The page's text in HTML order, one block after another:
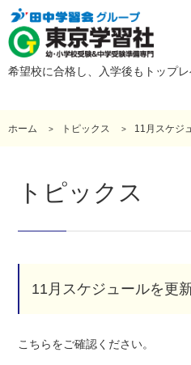
希望校に合格し、入学後もトップ
ホーム トピックス 11月スケジ
トピックス
11月スケジュールを更
こちらをご確認ください。